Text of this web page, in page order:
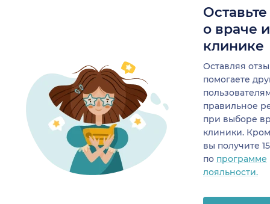
о враче
клинике
Оставляя
помогаете
правильное
при выборе
клиники.
вы получите
по программе
лояльности.